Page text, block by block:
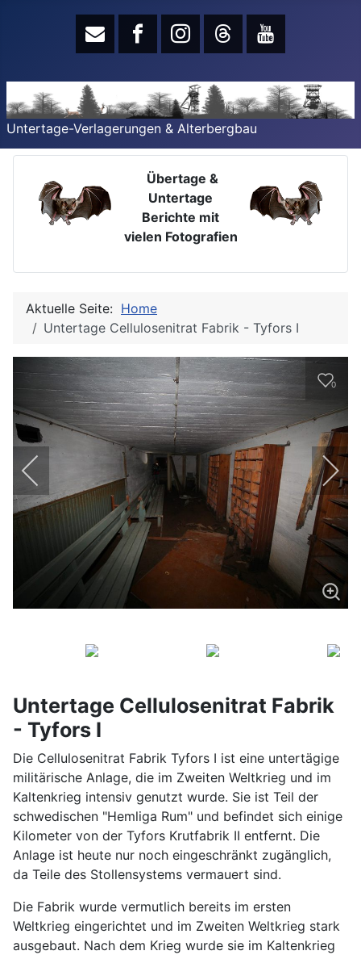
Untertage-Verlagerungen & Alterbergbau
Übertage &
Untertage
Berichte mit
vielen Fotografien
Aktuelle Seite: Home
Untertage Cellulosenitrat Fabrik - Tyfors I
0
Untertage Cellulosenitrat Fabrik
- Tyfors I
Die Cellulosenitrat Fabrik Tyfors I ist eine untertägige
militärische Anlage, die im Zweiten Weltkrieg und im
Kaltenkrieg intensiv genutzt wurde. Sie ist Teil der
schwedischen "Hemliga Rum" und befindet sich einige
Kilometer von der Tyfors Krutfabrik II entfernt. Die
Anlage ist heute nur noch eingeschränkt zugänglich,
da Teile des Stollensystems vermauert sind.
Die Fabrik wurde vermutlich bereits im ersten
Weltkrieg eingerichtet und im Zweiten Weltkrieg stark
ausgebaut. Nach dem Krieg wurde sie im Kaltenkrieg